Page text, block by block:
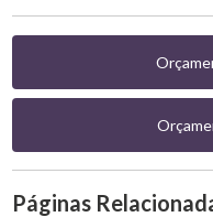
Páginas